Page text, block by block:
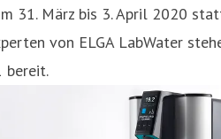
31. März bis 3. April 2020
von ELGA LabWater
bereit.